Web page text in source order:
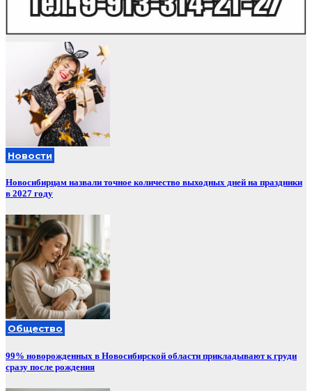
Новости
Новосибирцам назвали точное количество выходных дней на праздники
в 2027 году
Общество
99% новорожденных в Новосибирской области прикладывают к груди
сразу после рождения